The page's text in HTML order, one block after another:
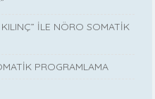
İLE NÖRO SOMATİK
PROGRAMLAMA